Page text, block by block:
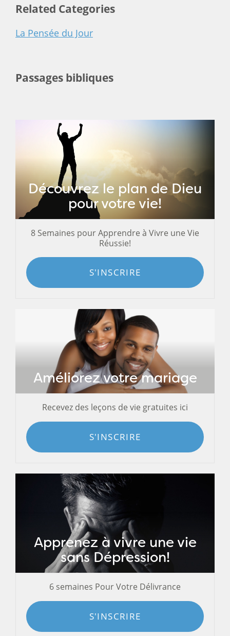
Related Categories
La Pensée du Jour
Passages bibliques
Découvrez le plan de Dieu
pour votre vie!
8 Semaines pour Apprendre à Vivre une Vie
Réussie!
S'INSCRIRE
Améliorez votre mariage
Recevez des leçons de vie gratuites ici
S'INSCRIRE
Apprenez à vivre une vie
sans Dépression!
6 semaines Pour Votre Délivrance
S'INSCRIRE